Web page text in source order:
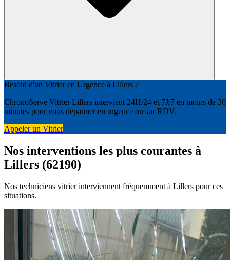
Besoin d'un Vitrier en Urgence à Lillers ?
ChronoServe Vitrier Lillers intervient 24H/24 et 7J/7 en moins de 30
minutes pour vous dépanner en urgence ou sur RDV.
Appeler un Vitrier
Nos interventions les plus courantes à
Lillers (62190)
Nos techniciens vitrier interviennent fréquemment à Lillers pour ces
situations.